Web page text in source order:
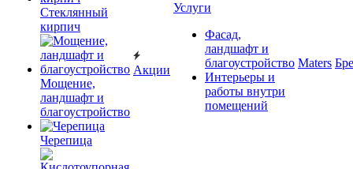
Cтеклянный
кирпич
Мощение,
ландшафт и
благоустройство
Черепица
Акции
Услуги
Фасад,
ландшафт и
благоустройство
Интерьеры и
работы внутри
помещений
Maters